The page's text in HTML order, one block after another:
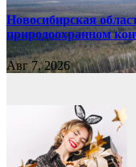
Новосибирская
природоохранном
Авг 7, 2026